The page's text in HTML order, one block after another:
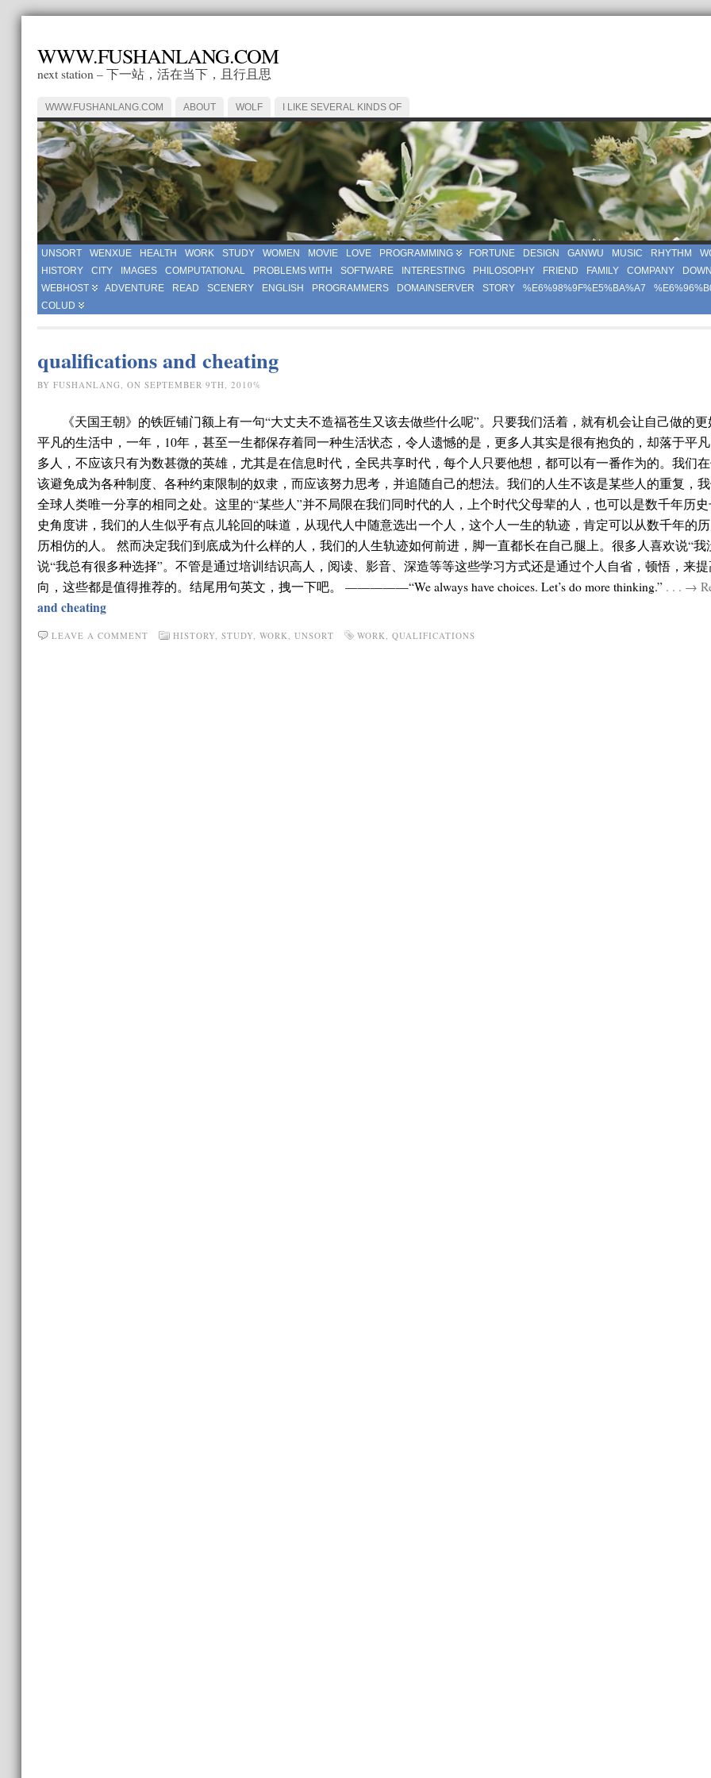
WWW.FUSHANLANG.COM
next station – 下一站，活在当下，且行且思
WWW.FUSHANLANG.COM ABOUT WOLF I LIKE SEVERAL KINDS OF
UNSORT WENXUE HEALTH WORK STUDY WOMEN MOVIE LOVE PROGRAMMING FORTUNE DESIGN GANWU MUSIC RHYTHM
HISTORY
CITY IMAGES COMPUTATIONAL PROBLEMS WITH SOFTWARE INTERESTING PHILOSOPHY FRIEND FAMILY COMPANY
WEBHOST
ADVENTURE READ SCENERY ENGLISH PROGRAMMERS DOMAINSERVER STORY %E6%98%9F%E5%BA%A7
COLUD
qualifications and cheating
BY FUSHANLANG, ON SEPTEMBER 9TH, 2010%
《天国王朝》的铁匠铺门额上有一句“大丈夫不造福苍生又该去做些什么呢”。只要我们活着，就有机会让自己做的
平凡的生活中，一年，10年，甚至一生都保存着同一种生活状态，令人遗憾的是，更多人其实是很有抱负的，却落于平
多人，不应该只有为数甚微的英雄，尤其是在信息时代，全民共享时代，每个人只要他想，都可以有一番作为的。我们
该避免成为各种制度、各种约束限制的奴隶，而应该努力思考，并追随自己的想法。我们的人生不该是某些人的重复，
全球人类唯一分享的相同之处。这里的“某些人”并不局限在我们同时代的人，上个时代父母辈的人，也可以是数千年历
史角度讲，我们的人生似乎有点儿轮回的味道，从现代人中随意选出一个人，这个人一生的轨迹，肯定可以从数千年的
历相仿的人。 然而决定我们到底成为什么样的人，我们的人生轨迹如何前进，脚一直都长在自己腿上。很多人喜欢说“我
说“我总有很多种选择”。不管是通过培训结识高人，阅读、影音、深造等等这些学习方式还是通过个人自省，顿悟，来
向，这些都是值得推荐的。结尾用句英文，拽一下吧。 —————“We always have choices. Let’s do more thinking.” . . . →
and cheating
LEAVE A COMMENT HISTORY, STUDY, WORK, UNSORT WORK, QUALIFICATIONS